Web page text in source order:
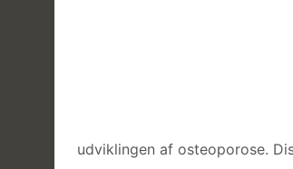
udviklingen af ​​osteoporose.